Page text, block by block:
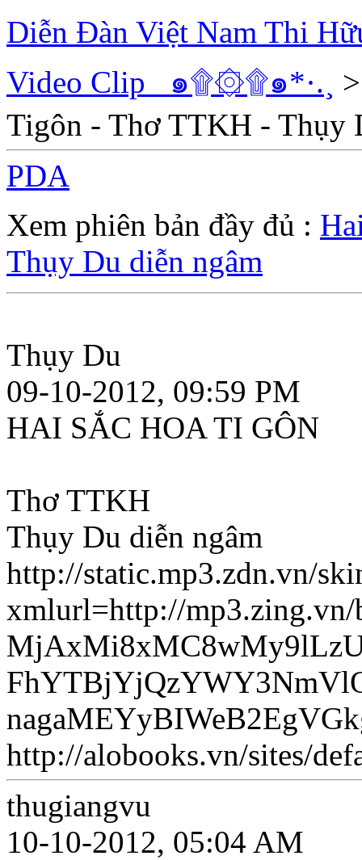
Diễn Đàn Việt Nam Thi
Video Clip _๑۩۞۩๑*·.¸
Tigôn - Thơ TTKH - Thụy
PDA
Xem phiên bản đầy đủ :
Thụy Du diễn ngâm
Thụy Du
09-10-2012, 09:59 PM
HAI SẮC HOA TI GÔN
Thơ TTKH
Thụy Du diễn ngâm
http://static.mp3.zdn.vn/
xmlurl=http://mp3.zing.vn/
http://alobooks.vn/sites/
thugiangvu
10-10-2012, 05:04 AM